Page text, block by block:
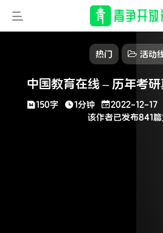
热门 活动
中国教育在线 – 历年考
150字 1分钟 2022-12-17
该作者已发布841